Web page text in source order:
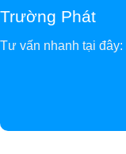
Trường Phát
Tư vấn nhanh tại đây: